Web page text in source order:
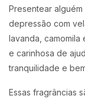
Presentear
depressão com
lavanda,
e carinhosa de
tranquilidade e
Essas fragrâncias